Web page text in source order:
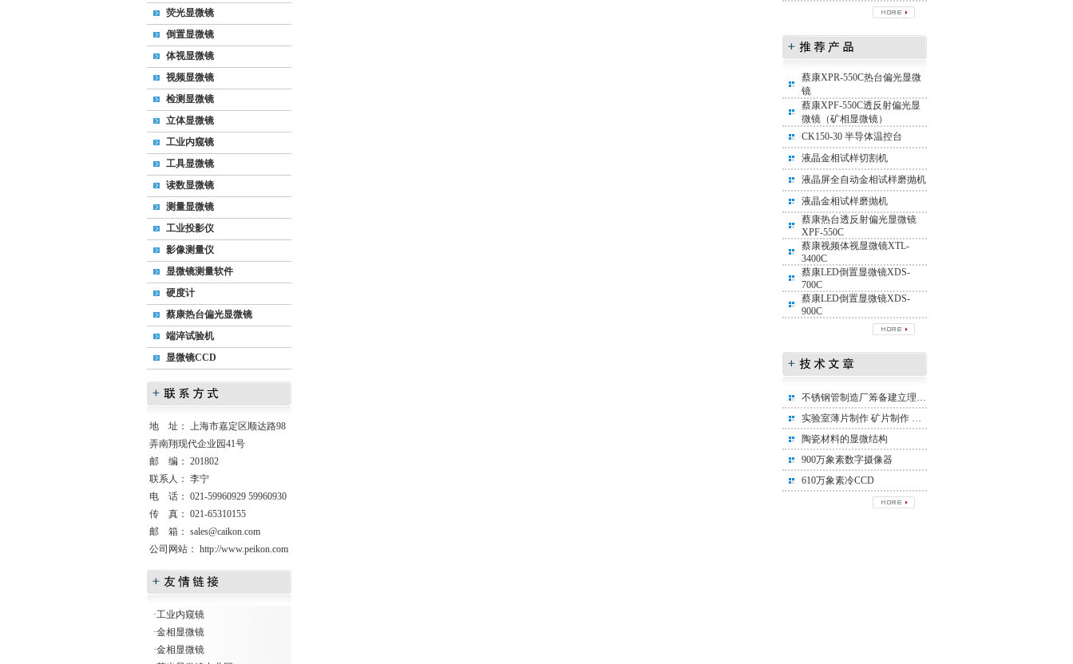
荧光显微镜
倒置显微镜
体视显微镜
视频显微镜
检测显微镜
立体显微镜
工业内窥镜
工具显微镜
读数显微镜
测量显微镜
工业投影仪
影像测量仪
显微镜测量软件
硬度计
蔡康热台偏光显微镜
端淬试验机
显微镜CCD
地 址： 上海市嘉定区顺达路98
弄南翔现代企业园41号
邮 编： 201802
联系人： 李宁
电 话： 021-59960929 59960930
传 真： 021-65310155
邮 箱： sales@caikon.com
公司网站： http://www.peikon.com
·工业内窥镜
·金相显微镜
·金相显微镜
蔡康XPR-550C热台偏光显微
镜
蔡康XPF-550C透反射偏光显
微镜（矿相显微镜）
CK150-30 半导体温控台
液晶金相试样切割机
液晶屏全自动金相试样磨抛机
液晶金相试样磨抛机
蔡康热台透反射偏光显微镜
XPF-550C
蔡康视频体视显微镜XTL-
3400C
蔡康LED倒置显微镜XDS-
700C
蔡康LED倒置显微镜XDS-
900C
不锈钢管制造厂筹备建立理化实验室所需设备清单
实验室薄片制作 矿片制作 矿相标本制作
陶瓷材料的显微结构
900万象素数字摄像器
610万象素冷CCD